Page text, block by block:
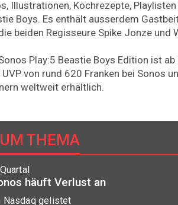
Illustrationen, Kochrezepte,
Boys. Es enthält ausserdem
beiden Regisseure Spike Jonze und
Play:5 Beastie Boys Edition ist
von rund 620 Franken bei Sonos
weltweit erhältlich.
THEMA
häuft Verlust an
Nasdaq gelistet